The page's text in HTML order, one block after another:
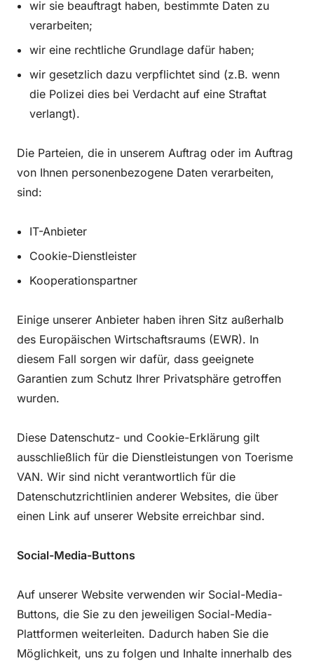
wir sie beauftragt haben, bestimmte Daten zu
verarbeiten;
wir eine rechtliche Grundlage dafür haben;
wir gesetzlich dazu verpflichtet sind (z.B. wenn
die Polizei dies bei Verdacht auf eine Straftat
verlangt).
Die Parteien, die in unserem Auftrag oder im Auftrag
von Ihnen personenbezogene Daten verarbeiten,
sind:
IT-Anbieter
Cookie-Dienstleister
Kooperationspartner
Einige unserer Anbieter haben ihren Sitz außerhalb
des Europäischen Wirtschaftsraums (EWR). In
diesem Fall sorgen wir dafür, dass geeignete
Garantien zum Schutz Ihrer Privatsphäre getroffen
wurden.
Diese Datenschutz- und Cookie-Erklärung gilt
ausschließlich für die Dienstleistungen von Toerisme
VAN. Wir sind nicht verantwortlich für die
Datenschutzrichtlinien anderer Websites, die über
einen Link auf unserer Website erreichbar sind.
Social-Media-Buttons
Auf unserer Website verwenden wir Social-Media-
Buttons, die Sie zu den jeweiligen Social-Media-
Plattformen weiterleiten. Dadurch haben Sie die
Möglichkeit, uns zu folgen und Inhalte innerhalb des